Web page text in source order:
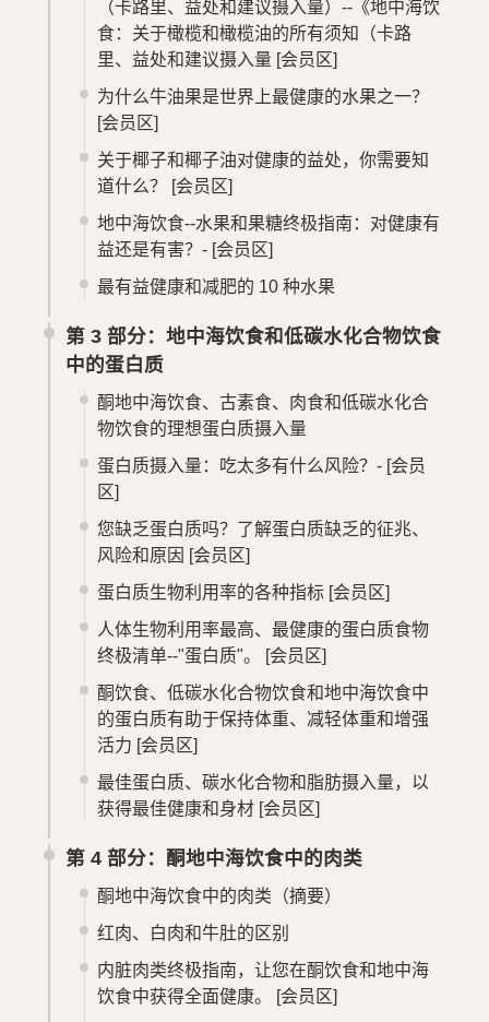
（卡路里、益处和建议摄入量）--《地中海饮
食：关于橄榄和橄榄油的所有须知（卡路
里、益处和建议摄入量 [会员区]
为什么牛油果是世界上最健康的水果之一？
[会员区]
关于椰子和椰子油对健康的益处，你需要知
道什么？
[会员区]
地中海饮食--水果和果糖终极指南：对健康有
益还是有害？- [会员区]
最有益健康和减肥的 10 种水果
第 3 部分：地中海饮食和低碳水化合物饮食
中的蛋白质
酮地中海饮食、古素食、肉食和低碳水化合
物饮食的理想蛋白质摄入量
蛋白质摄入量：吃太多有什么风险？- [会员
区]
您缺乏蛋白质吗？了解蛋白质缺乏的征兆、
风险和原因 [会员区]
蛋白质生物利用率的各种指标 [会员区]
人体生物利用率最高、最健康的蛋白质食物
终极清单--"蛋白质"。
[会员区]
酮饮食、低碳水化合物饮食和地中海饮食中
的蛋白质有助于保持体重、减轻体重和增强
活力 [会员区]
最佳蛋白质、碳水化合物和脂肪摄入量，以
获得最佳健康和身材 [会员区]
第 4 部分：酮地中海饮食中的肉类
酮地中海饮食中的肉类（摘要）
红肉、白肉和牛肚的区别
内脏肉类终极指南，让您在酮饮食和地中海
饮食中获得全面健康。
[会员区]